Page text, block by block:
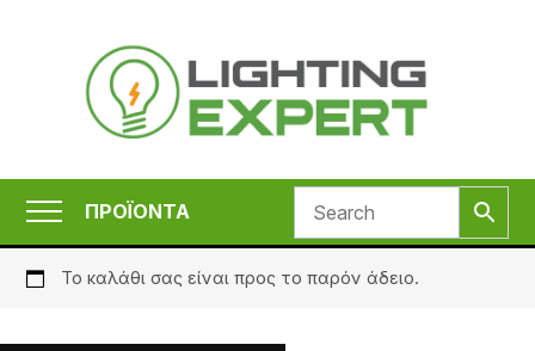
περιεχόμενο
ΠΡΟΪΟΝΤΑ
Το καλάθι σας είναι προς το παρόν άδειο.